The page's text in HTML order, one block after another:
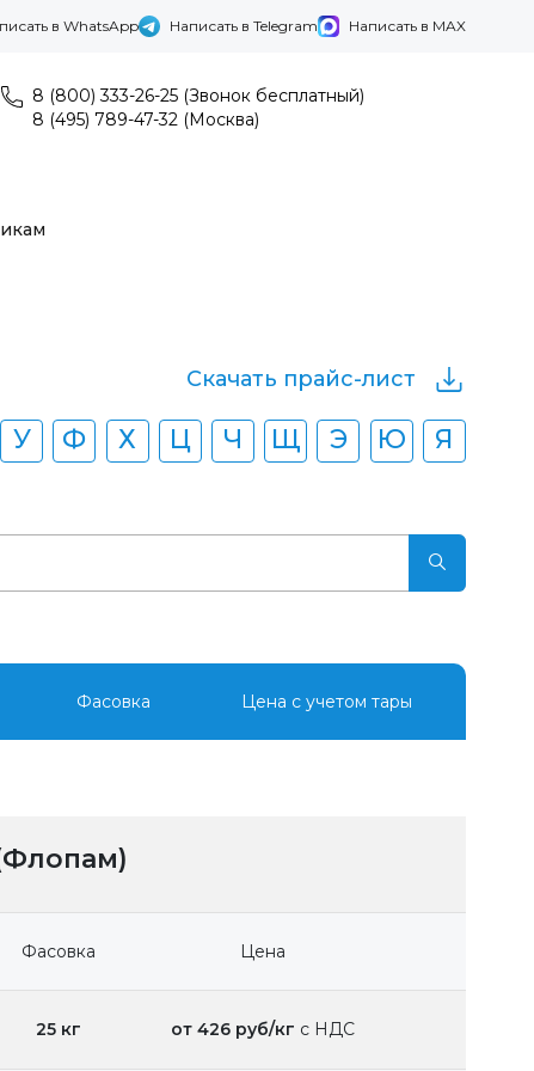
в WhatsApp Написать в Telegram Написать в MAX
8 (800) 333-26-25 (Звонок бесплатный)
8 (495) 789-47-32 (Москва)
Скачать прайс-лист
У Ф Х Ц Ч Щ Э Ю Я
Фасовка Цена с учетом тары
Фасовка Цена
25 кг от 426 руб/кг с НДС